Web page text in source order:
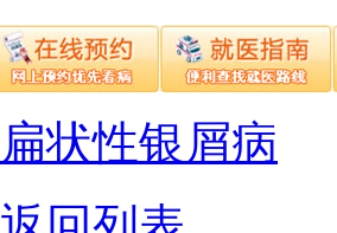
扁状性银屑病